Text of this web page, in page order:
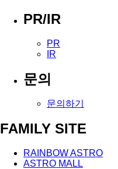
PR/IR
PR
IR
문의
문의하기
FAMILY SITE
RAINBOW ASTRO
ASTRO MALL